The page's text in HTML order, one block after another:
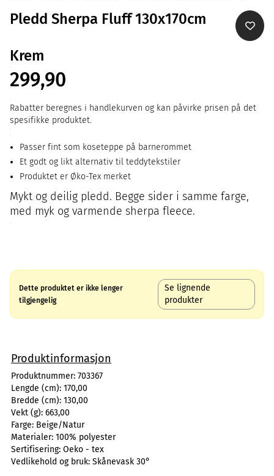
Pledd Sherpa Fluff 130x170cm
Krem
299,90
Rabatter beregnes i handlekurven og kan påvirke prisen på det
spesifikke produktet.
Passer fint som koseteppe på barnerommet
Et godt og likt alternativ til teddytekstiler
Produktet er Øko-Tex merket
Mykt og deilig pledd. Begge sider i samme farge,
med myk og varmende sherpa fleece.
Dette produktet er ikke lenger
tilgjengelig
Se lignende
produkter
Produktinformasjon
Produktnummer: 703367
Lengde (cm): 170,00
Bredde (cm): 130,00
Vekt (g): 663,00
Farge: Beige/Natur
Materialer: 100% polyester
Sertifisering: Oeko - tex
Vedlikehold og bruk: Skånevask 30°